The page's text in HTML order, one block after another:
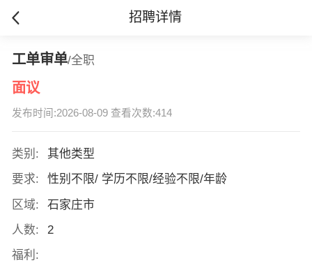
招聘详情
工单审单/全职
面议
发布时间:2026-08-09 查看次数:414
类别:
其他类型
要求:
性别不限/ 学历不限/经验不限/年龄
区域:
石家庄市
人数:
2
福利: